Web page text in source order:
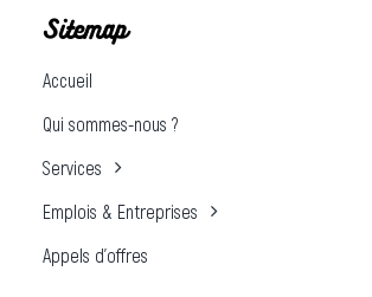
Sitemap
Accueil
Qui sommes-nous ?
Services
Emplois & Entreprises
Appels d’offres